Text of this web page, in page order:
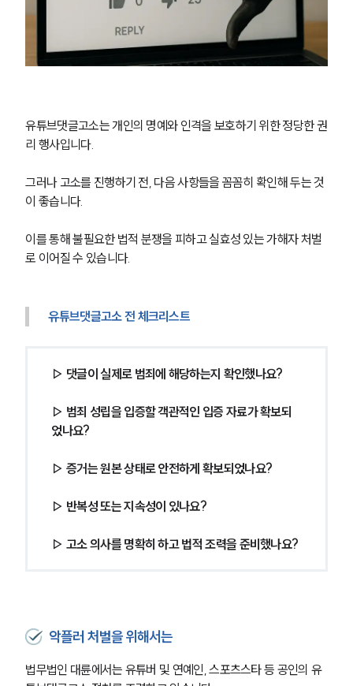
소식/자료
언론보도
뉴스레터/브로슈어
대륜법률상담예약
대륜법률상담예약
유튜브댓글고소는 개인의 명예와 인격을 보호하기 위한 정당한 권
리 행사입니다.
그러나 고소를 진행하기 전, 다음 사항들을 꼼꼼히 확인해 두는 것
이 좋습니다.
이를 통해 불필요한 법적 분쟁을 피하고 실효성 있는 가해자 처벌
로 이어질 수 있습니다.
유튜브댓글고소 전 체크리스트
▷ 댓글이 실제로 범죄에 해당하는지 확인했나요?
▷ 범죄 성립을 입증할 객관적인 입증 자료가 확보되
었나요?
▷ 증거는 원본 상태로 안전하게 확보되었나요?
▷ 반복성 또는 지속성이 있나요?
▷ 고소 의사를 명확히 하고 법적 조력을 준비했나요?
악플러 처벌을 위해서는
법무법인 대륜에서는 유튜버 및 연예인, 스포츠스타 등 공인의 유